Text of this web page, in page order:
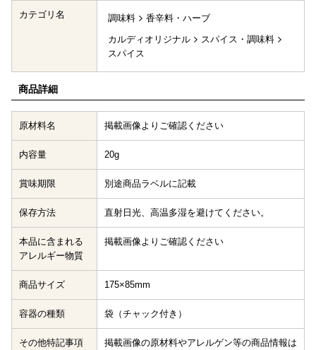
カテゴリ名 調味料
香辛料・ハーブ
カルディオリジナル
スパイス・調味料
スパイス
商品詳細
原材料名 掲載画像よりご確認ください
内容量 20g
賞味期限 別途商品ラベルに記載
保存方法 直射日光、高温多湿を避けてください。
本品に含まれる
アレルギー物質
掲載画像よりご確認ください
商品サイズ 175×85mm
容器の種類 袋（チャック付き）
その他特記事項
掲載画像の原材料やアレルゲン等の商品情報は